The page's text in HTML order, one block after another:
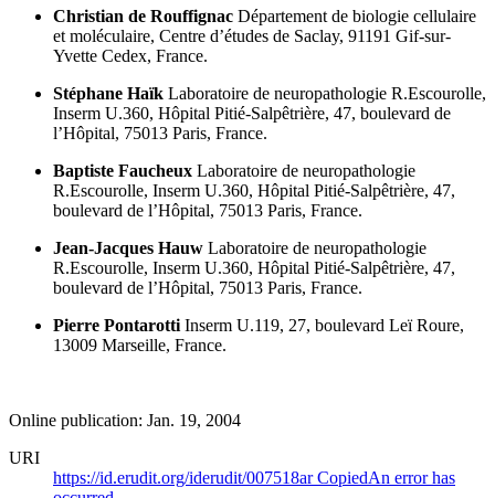
Christian de Rouffignac Département de biologie cellulaire
et moléculaire, Centre d’études de Saclay, 91191 Gif-sur-
Yvette Cedex, France.
Stéphane Haïk Laboratoire de neuropathologie R.Escourolle,
Inserm U.360, Hôpital Pitié-Salpêtrière, 47, boulevard de
l’Hôpital, 75013 Paris, France.
Baptiste Faucheux Laboratoire de neuropathologie
R.Escourolle, Inserm U.360, Hôpital Pitié-Salpêtrière, 47,
boulevard de l’Hôpital, 75013 Paris, France.
Jean-Jacques Hauw Laboratoire de neuropathologie
R.Escourolle, Inserm U.360, Hôpital Pitié-Salpêtrière, 47,
boulevard de l’Hôpital, 75013 Paris, France.
Pierre Pontarotti Inserm U.119, 27, boulevard Leï Roure,
13009 Marseille, France.
Online publication: Jan. 19, 2004
URI
https://id.erudit.org/iderudit/007518arCopiedAn error has